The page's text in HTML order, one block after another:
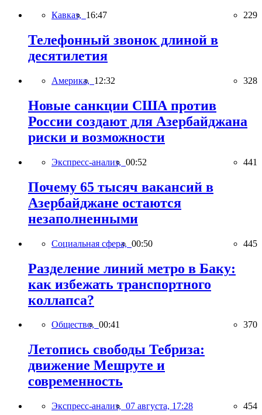
Кавказ, 16:47 229
Телефонный звонок длиной в
десятилетия
Америка, 12:32 328
Новые санкции США против
России создают для Азербайджана
риски и возможности
Экспресс-анализ, 00:52 441
Почему 65 тысяч вакансий в
Азербайджане остаются
незаполненными
Социальная сфера, 00:50 445
Разделение линий метро в Баку:
как избежать транспортного
коллапса?
Общество, 00:41 370
Летопись свободы Тебриза:
движение Мешруте и
современность
Экспресс-анализ, 07 августа, 17:28 454